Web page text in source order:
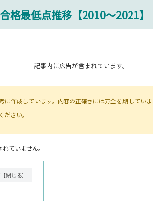
格最低点推移【2010～2021】
記事内に広告が含まれています。
に作成しています。内容の正確さには万全を期してい
さい。
ていません。